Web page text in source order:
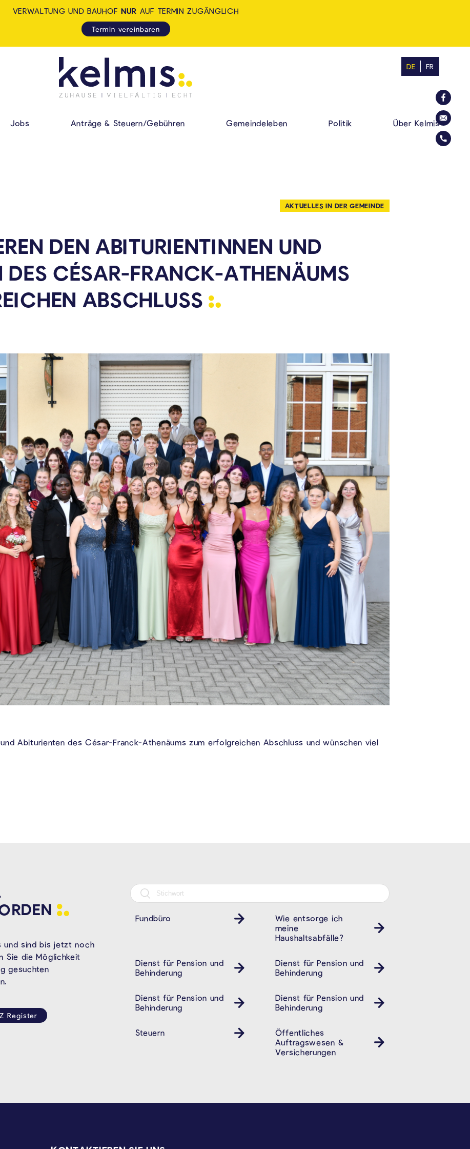
KELMIS - LA CALAMINE: ZUHAUSE.
HAUPMENÜ
Jobs Anträge & Steuern/Gebühren Gemeindeleben Politik Über Kelmis
DE FR
VERWALTUNG UND BAUHOF NUR AUF TERMIN ZUGÄNGLICH
Termin vereinbaren
AKTUELLES IN DER GEMEINDE
DEN ABITURIENTINNEN UND
DES CÉSAR-FRANCK-ATHENÄUMS
ABSCHLUSS
Abiturienten des César-Franck-Athenäums zum erfolgreichen Abschluss und wünschen viel
und sind bis jetzt noch
Sie die Möglichkeit
gesuchten
Register
Fundbüro
Wie entsorge ich
meine
Haushaltsabfälle?
Müll
Dienst für Pension und
Behinderung
Behindertendienst Pension- und Behindertendienst
Dienst für Pension und
Behinderung
Behindertendienst Pension- und
Dienst für Pension und
Behinderung
Behindertendienst Pension- und Behindertendienst
Dienst für Pension und
Behinderung
Behindertendienst Pension- und
Steuern
Öffentliches
Auftragswesen &
Versicherungen
Die
Der